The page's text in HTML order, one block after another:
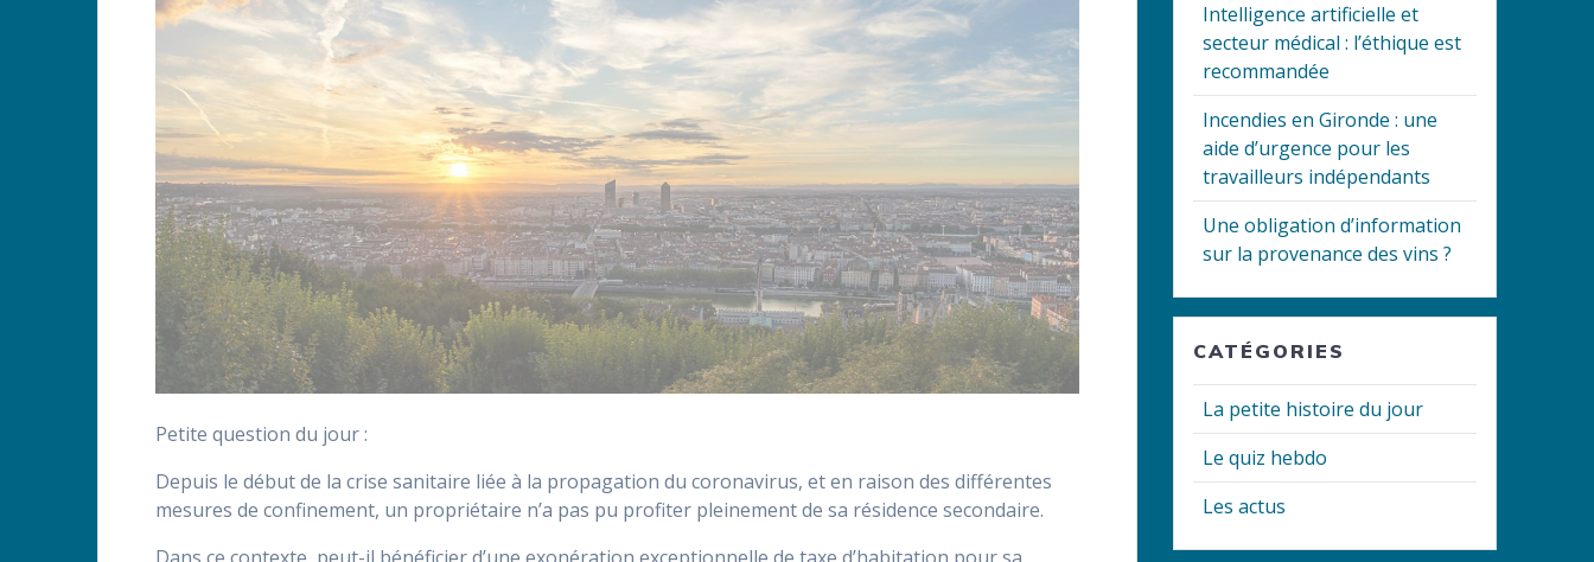
Petite question du jour :
Depuis le début de la crise sanitaire liée à la propagation du coronavirus, et en raison des différentes
mesures de confinement, un propriétaire n’a pas pu profiter pleinement de sa résidence secondaire.
Intelligence artificielle et
secteur médical : l’éthique est
recommandée
Incendies en Gironde : une
aide d’urgence pour les
travailleurs indépendants
Une obligation d’information
sur la provenance des vins ?
CATÉGORIES
La petite histoire du jour
Le quiz hebdo
Les actus